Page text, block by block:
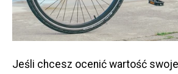
Jeśli chcesz ocenić wartość